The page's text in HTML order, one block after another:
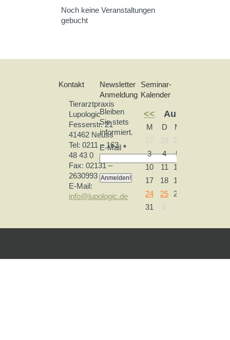
Noch keine Veranstaltungen
gebucht
Kontakt
Tierarztpraxis
Lupologic
Fesserstr. 21
41462 Neuss
Tel: 0211 – 163
48 43 0
Fax: 02131 –
2630993
E-Mail:
info@lupologic.de
Newsletter
Anmeldung
Bleiben
Sie stets
informiert.
E-Mail *
Seminar-
Kalender
<< August 2026
M D M
27
28 29
3
4 5
10
11 12
17
18 19
24
25 26
31
1